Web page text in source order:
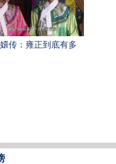
传：雍正到底有多